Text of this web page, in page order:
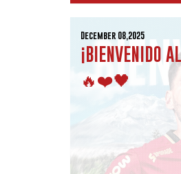
December 08,2025
¡BIENVENIDO
🔥❤️🖤